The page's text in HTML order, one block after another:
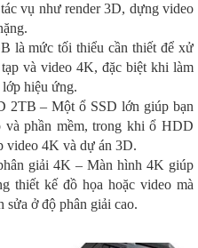
vụ như render 3D, dựng video
là mức tối thiểu cần thiết để xử
và video 4K, đặc biệt khi làm
hiệu ứng.
– Một ổ SSD lớn giúp bạn
và phần mềm, trong khi ổ HDD
video 4K và dự án 3D.
giải 4K – Màn hình 4K giúp
thiết kế đồ họa hoặc video mà
ở độ phân giải cao.